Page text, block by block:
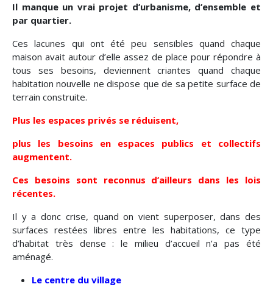
Il manque un vrai projet d’urbanisme, d’ensemble et
par quartier.
Ces lacunes qui ont été peu sensibles quand chaque
maison avait autour d’elle assez de place pour répondre à
tous ses besoins, deviennent criantes quand chaque
habitation nouvelle ne dispose que de sa petite surface de
terrain construite.
Plus les espaces privés se réduisent,
plus les besoins en espaces publics et collectifs
augmentent.
Ces besoins sont reconnus d’ailleurs dans les lois
récentes.
Il y a donc crise, quand on vient superposer, dans des
surfaces restées libres entre les habitations, ce type
d’habitat très dense : le milieu d’accueil n’a pas été
aménagé.
Le centre du village